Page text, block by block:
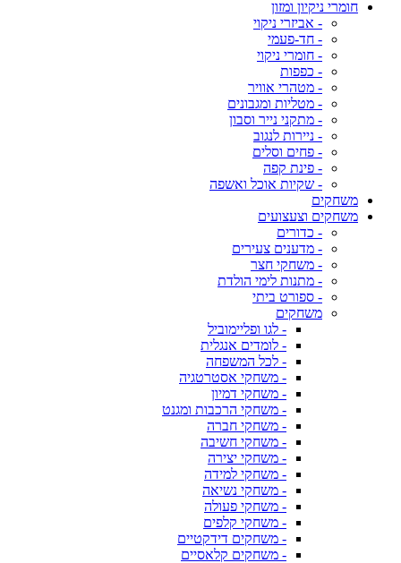
חומרי ניקיון ומזון
- אביזרי ניקוי
- חד-פעמי
- חומרי ניקוי
- כפפות
- מטהרי אוויר
- מטליות ומגבונים
- מתקני נייר וסבון
- ניירות לנגוב
- פחים וסלים
- פינת קפה
- שקיות אוכל ואשפה
משחקים
משחקים וצעצועים
- כדורים
- מדענים צעירים
- משחקי חצר
- מתנות לימי הולדת
- ספורט ביתי
משחקים
- לגו ופליימוביל
- לומדים אנגלית
- לכל המשפחה
- משחקי אסטרטגיה
- משחקי דמיון
- משחקי הרכבות ומגנט
- משחקי חברה
- משחקי חשיבה
- משחקי יצירה
- משחקי למידה
- משחקי נשיאה
- משחקי פעולה
- משחקי קלפים
- משחקים דידקטיים
- משחקים קלאסיים